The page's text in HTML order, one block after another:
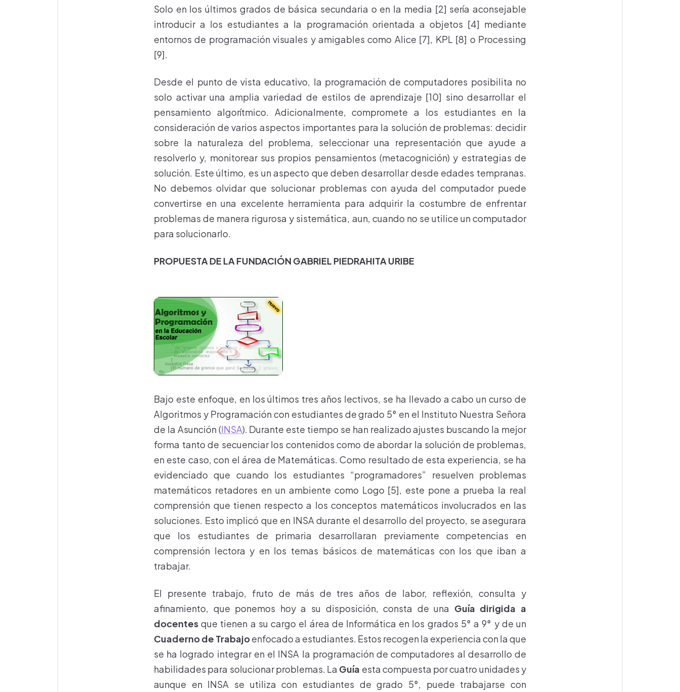
Solo en los últimos grados de básica secundaria o en la media [2] sería aconsejable
introducir a los estudiantes a la programación orientada a objetos [4] mediante
entornos de programación visuales y amigables como Alice [7], KPL [8] o Processing
[9].
Desde el punto de vista educativo, la programación de computadores posibilita no
solo activar una amplia variedad de estilos de aprendizaje [10] sino desarrollar el
pensamiento algorítmico. Adicionalmente, compromete a los estudiantes en la
consideración de varios aspectos importantes para la solución de problemas: decidir
sobre la naturaleza del problema, seleccionar una representación que ayude a
resolverlo y, monitorear sus propios pensamientos (metacognición) y estrategias de
solución. Este último, es un aspecto que deben desarrollar desde edades tempranas.
No debemos olvidar que solucionar problemas con ayuda del computador puede
convertirse en una excelente herramienta para adquirir la costumbre de enfrentar
problemas de manera rigurosa y sistemática, aun, cuando no se utilice un computador
para solucionarlo.
PROPUESTA DE LA FUNDACIÓN GABRIEL PIEDRAHITA URIBE
Bajo este enfoque, en los últimos tres años lectivos, se ha llevado a cabo un curso de
Algoritmos y Programación con estudiantes de grado 5° en el Instituto Nuestra Señora
de la Asunción (INSA). Durante este tiempo se han realizado ajustes buscando la mejor
forma tanto de secuenciar los contenidos como de abordar la solución de problemas,
en este caso, con el área de Matemáticas. Como resultado de esta experiencia, se ha
evidenciado que cuando los estudiantes “programadores” resuelven problemas
matemáticos retadores en un ambiente como Logo [5], este pone a prueba la real
comprensión que tienen respecto a los conceptos matemáticos involucrados en las
soluciones. Esto implicó que en INSA durante el desarrollo del proyecto, se asegurara
que los estudiantes de primaria desarrollaran previamente competencias en
comprensión lectora y en los temas básicos de matemáticas con los que iban a
trabajar.
El presente trabajo, fruto de más de tres años de labor, reflexión, consulta y
afinamiento, que ponemos hoy a su disposición, consta de una Guía dirigida a
docentes que tienen a su cargo el área de Informática en los grados 5° a 9° y de un
Cuaderno de Trabajoenfocado a estudiantes. Estos recogen la experiencia con la que
se ha logrado integrar en el INSA la programación de computadores al desarrollo de
habilidades para solucionar problemas. La Guía esta compuesta por cuatro unidades y
aunque en INSA se utiliza con estudiantes de grado 5°, puede trabajarse con